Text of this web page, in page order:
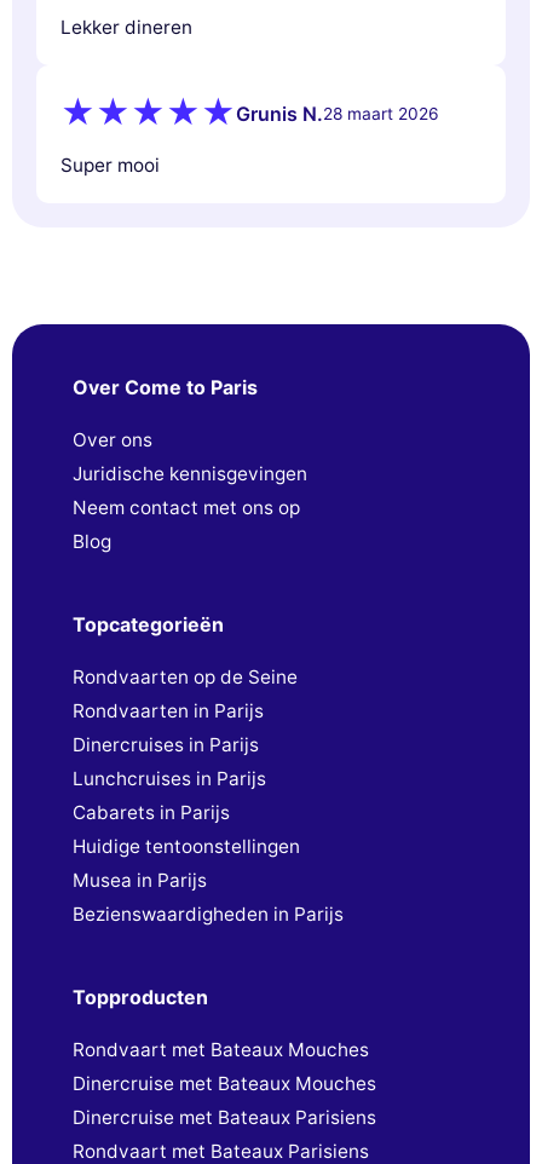
Lekker dineren
Grunis N.28 maart 2026
Super mooi
Over Come to Paris
Over ons
Juridische kennisgevingen
Neem contact met ons op
Blog
Topcategorieën
Rondvaarten op de Seine
Rondvaarten in Parijs
Dinercruises in Parijs
Lunchcruises in Parijs
Cabarets in Parijs
Huidige tentoonstellingen
Musea in Parijs
Bezienswaardigheden in Parijs
Topproducten
Rondvaart met Bateaux Mouches
Dinercruise met Bateaux Mouches
Dinercruise met Bateaux Parisiens
Rondvaart met Bateaux Parisiens